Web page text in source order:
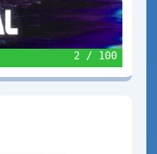
2 / 100